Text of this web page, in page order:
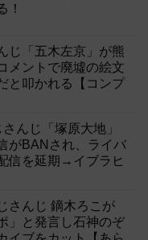
！
じ「五木左京」が熊
メントで廃墟の絵文
と叩かれる【コンプ
んじ「塚原大地」
がBANされ、ライバ
信を延期→イブラヒ
さんじ 鏑木ろこが
」と発言し石神のぞ